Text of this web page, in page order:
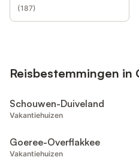
(187)
Reisbestemmingen in
Schouwen-Duiveland
Vakantiehuizen
Goeree-Overflakkee
Vakantiehuizen